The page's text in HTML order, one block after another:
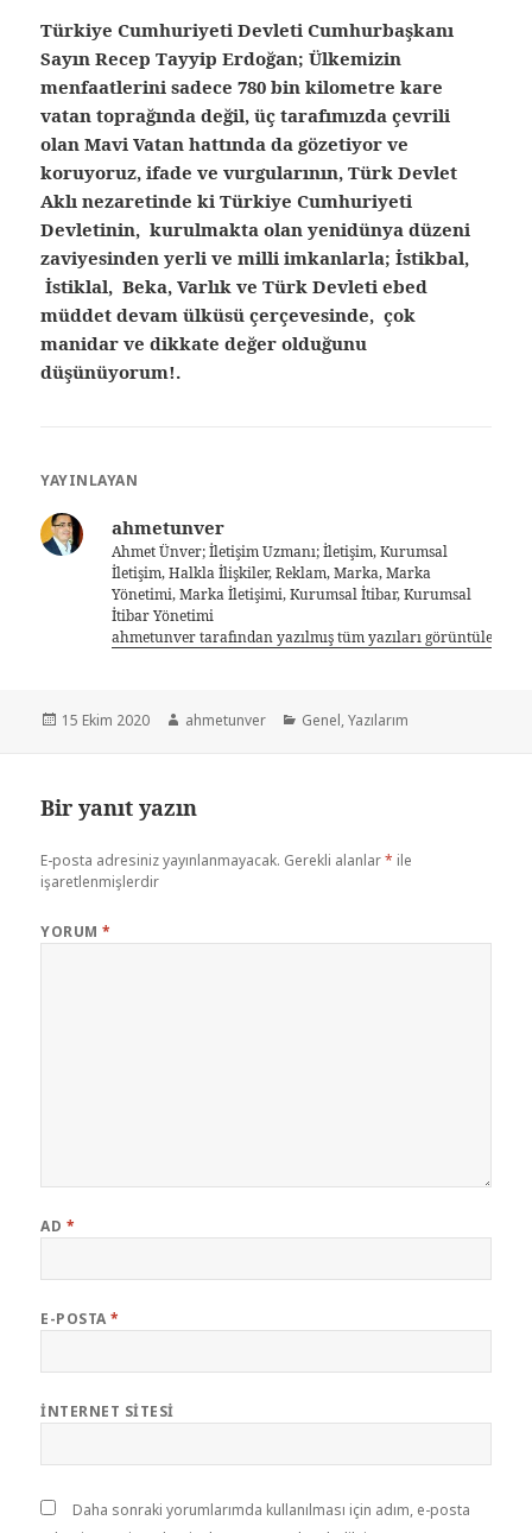
Türkiye Cumhuriyeti Devleti Cumhurbaşkanı
Sayın Recep Tayyip Erdoğan; Ülkemizin
menfaatlerini sadece 780 bin kilometre kare
vatan toprağında değil, üç tarafımızda çevrili
olan Mavi Vatan hattında da gözetiyor ve
koruyoruz, ifade ve vurgularının, Türk Devlet
Aklı nezaretinde ki Türkiye Cumhuriyeti
Devletinin, kurulmakta olan yenidünya düzeni
zaviyesinden yerli ve milli imkanlarla; İstikbal,
İstiklal, Beka, Varlık ve Türk Devleti ebed
müddet devam ülküsü çerçevesinde, çok
manidar ve dikkate değer olduğunu
düşünüyorum!.
YAYINLAYAN
ahmetunver
Ahmet Ünver; İletişim Uzmanı; İletişim, Kurumsal
İletişim, Halkla İlişkiler, Reklam, Marka, Marka
Yönetimi, Marka İletişimi, Kurumsal İtibar, Kurumsal
İtibar Yönetimi
ahmetunver tarafından yazılmış tüm yazıları görüntüle
15 Ekim 2020 ahmetunver Genel,Yazılarım
Bir yanıt yazın
E-posta adresiniz yayınlanmayacak. Gerekli alanlar* ile
işaretlenmişlerdir
YORUM*
AD *
E-POSTA*
İNTERNET SITESI
Daha sonraki yorumlarımda kullanılması için adım, e-posta